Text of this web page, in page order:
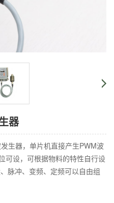
器
生器，单片机直接产生PWM波
可设，可根据物料的特性自行设
脉冲、变频、定频可以自由组